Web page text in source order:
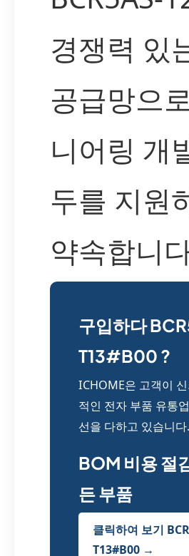
경쟁력 있
공급망으
니어링 개
두를 지원
약속합니
구입하다
T13#B00 ?
ICHOME은 고객이
적인 전자 부품 유통
선을 다하고 있습니다.
BOM 비용 절
든 부품
클릭하여 보기
T13#B00 →